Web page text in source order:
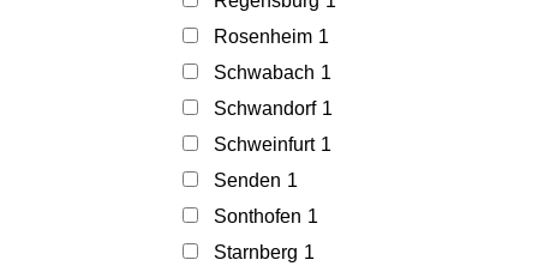
Rosenheim 1
Schwabach 1
Schwandorf 1
Schweinfurt 1
Senden 1
Sonthofen 1
Starnberg 1